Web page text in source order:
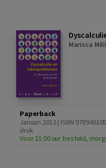
Marisca
Paperback
Januari 2012 | ISBN
druk
Voor 21:00 uur besteld,